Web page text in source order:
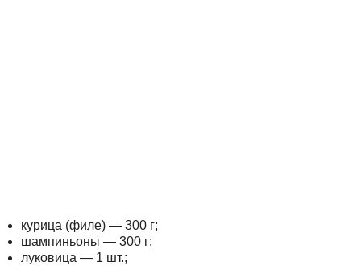
курица (филе) — 300 г;
шампиньоны — 300 г;
луковица — 1 шт.;